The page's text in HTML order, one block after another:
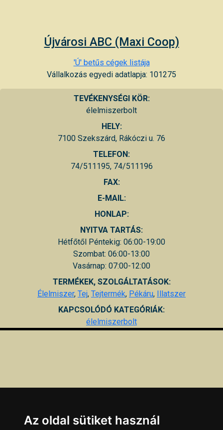
Újvárosi ABC (Maxi Coop)
'Ú' betűs cégek listája
Vállalkozás egyedi adatlapja: 101275
TEVÉKENYSÉGI KÖR:
élelmiszerbolt
HELY:
7100 Szekszárd, Rákóczi u. 76
TELEFON:
74/511195, 74/511196
FAX:
E-MAIL:
HONLAP:
NYITVA TARTÁS:
Hétfőtől Péntekig: 06:00-19:00
Szombat: 06:00-13:00
Vasárnap: 07:00-12:00
TERMÉKEK, SZOLGÁLTATÁSOK:
Élelmiszer, Tej, Tejtermék, Pékáru, Illatszer
KAPCSOLÓDÓ KATEGÓRIÁK:
élelmiszerbolt
Az oldal sütiket használ